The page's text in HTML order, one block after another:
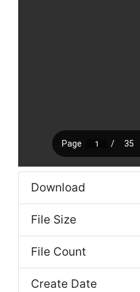
Download
File Size
File Count
Create Date